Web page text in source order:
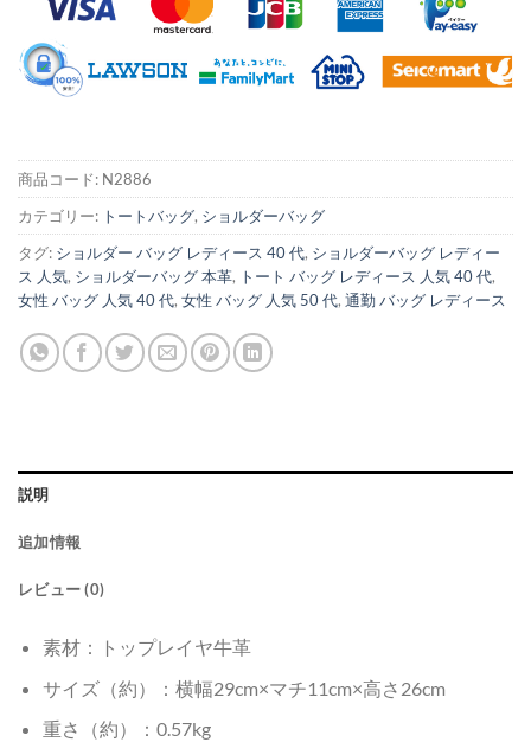
商品コード: N2886
カテゴリー: トートバッグ, ショルダーバッグ
タグ: ショルダー バッグ レディース 40 代, ショルダーバッグ レディー
ス 人気, ショルダーバッグ 本革, トート バッグ レディース 人気 40 代,
女性 バッグ 人気 40 代, 女性 バッグ 人気 50 代, 通勤 バッグ レディース
説明
追加情報
レビュー (0)
素材：トップレイヤ牛革
サイズ（約）：横幅29cm×マチ11cm×高さ26cm
重さ（約）：0.57kg